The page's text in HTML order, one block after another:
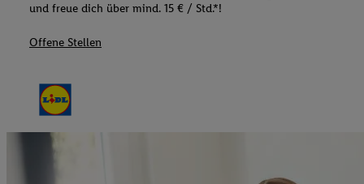
und freue dich über mind. 15 € / Std.*!
Offene Stellen